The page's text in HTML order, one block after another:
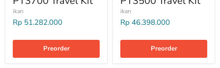
ikan
Rp 51.282.000
Preorder
ikan
Rp 46.398.000
Preorder